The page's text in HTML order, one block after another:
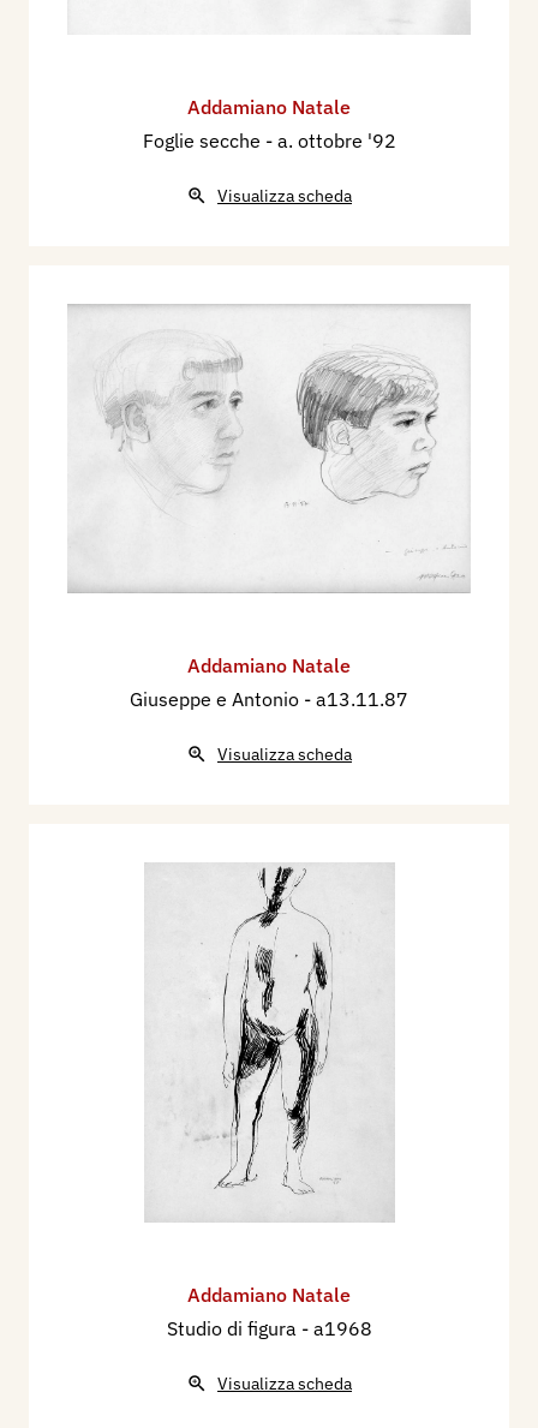
Addamiano Natale
Foglie secche - a. ottobre '92
Visualizza scheda
Addamiano Natale
Giuseppe e Antonio - a13.11.87
Visualizza scheda
Addamiano Natale
Studio di figura - a1968
Visualizza scheda